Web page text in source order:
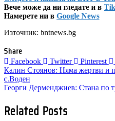
Вече може да ни гледате и в
Намерете ни в Google News
Източник: bntnews.bg
Share
Facebook Twitter Pinterest
Навигация
Калин Стоянов: Няма жертви и
с.Воден
Георги Дерменджиев: Стана по
Related Posts